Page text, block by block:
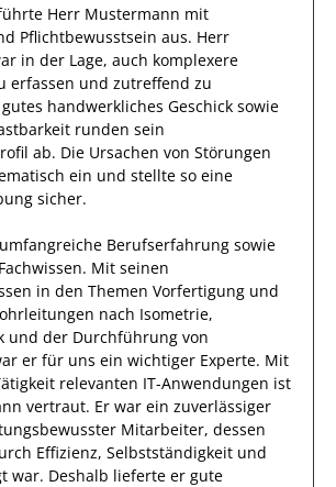
Herr Mustermann mit
Pflichtbewusstsein aus. Herr
in der Lage, auch komplexere
erfassen und zutreffend zu
handwerkliches Geschick sowie
runden sein
ab. Die Ursachen von Störungen
ein und stellte so eine
sicher.
Berufserfahrung sowie
Fachwissen. Mit seinen
in den Themen Vorfertigung und
nach Isometrie,
und der Durchführung von
er für uns ein wichtiger Experte. Mit
relevanten IT-Anwendungen ist
vertraut. Er war ein zuverlässiger
Mitarbeiter, dessen
Effizienz, Selbstständigkeit und
war. Deshalb lieferte er gute